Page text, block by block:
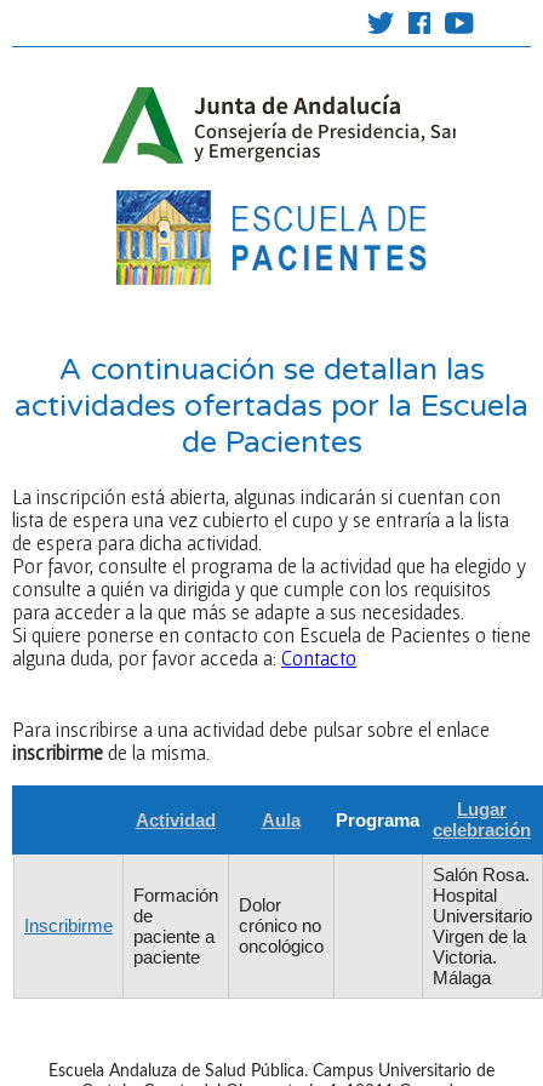
A continuación se detallan las
actividades ofertadas por la Escuela
de Pacientes
La inscripción está abierta, algunas indicarán si cuentan con
lista de espera una vez cubierto el cupo y se entraría a la lista
de espera para dicha actividad.
Por favor, consulte el programa de la actividad que ha elegido y
consulte a quién va dirigida y que cumple con los requisitos
para acceder a la que más se adapte a sus necesidades.
Si quiere ponerse en contacto con Escuela de Pacientes o tiene
alguna duda, por favor acceda a: Contacto
Para inscribirse a una actividad debe pulsar sobre el enlace
inscribirme de la misma.
Actividad Aula Programa
Lugar
celebración
Inscribirme
Formación
de
paciente a
paciente
Dolor
crónico no
oncológico
Salón Rosa.
Hospital
Universitario
Virgen de la
Victoria.
Málaga
Escuela Andaluza de Salud Pública. Campus Universitario de